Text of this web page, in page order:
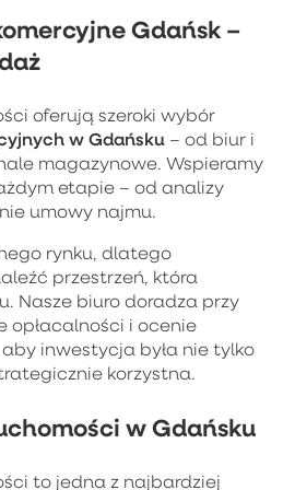
Gdańsk –
oferują szeroki wybór
w Gdańsku – od biur i
magazynowe. Wspieramy
etapie – od analizy
umowy najmu.
rynku, dlatego
przestrzeń, która
Nasze biuro doradza przy
opłacalności i ocenie
inwestycja była nie tylko
korzystna.
w Gdańsku
to jedna z najbardziej